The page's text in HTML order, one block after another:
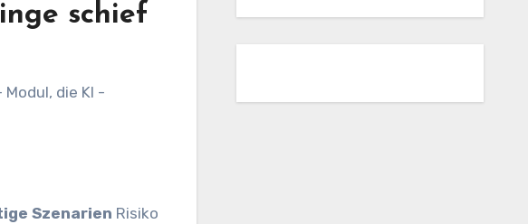
schief
Modul, die KI -
Szenarien Risiko